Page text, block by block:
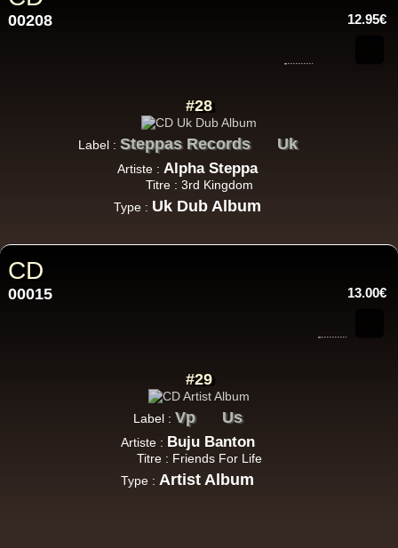
00208 12.95€
#28
Label : Steppas Records Uk
Artiste : Alpha Steppa
Titre : 3rd Kingdom
Type : Uk Dub Album
CD
00015 13.00€
#29
Label : Vp Us
Artiste : Buju Banton
Titre : Friends For Life
Type : Artist Album